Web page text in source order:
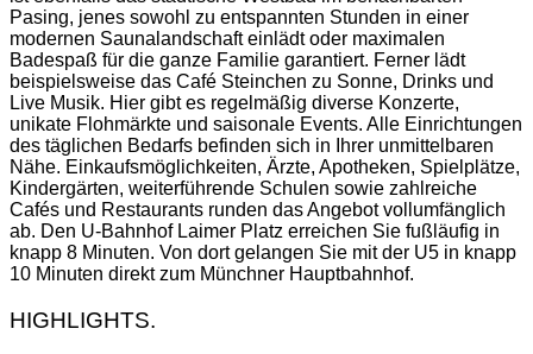
Pasing, jenes sowohl zu entspannten Stunden in einer
modernen Saunalandschaft einlädt oder maximalen
Badespaß für die ganze Familie garantiert. Ferner lädt
beispielsweise das Café Steinchen zu Sonne, Drinks und
Live Musik. Hier gibt es regelmäßig diverse Konzerte,
unikate Flohmärkte und saisonale Events. Alle Einrichtungen
des täglichen Bedarfs befinden sich in Ihrer unmittelbaren
Nähe. Einkaufsmöglichkeiten, Ärzte, Apotheken, Spielplätze,
Kindergärten, weiterführende Schulen sowie zahlreiche
Cafés und Restaurants runden das Angebot vollumfänglich
ab. Den U-Bahnhof Laimer Platz erreichen Sie fußläufig in
knapp 8 Minuten. Von dort gelangen Sie mit der U5 in knapp
10 Minuten direkt zum Münchner Hauptbahnhof.
HIGHLIGHTS.